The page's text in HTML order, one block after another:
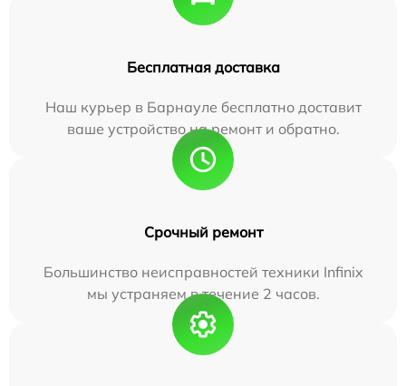
Бесплатная доставка
Наш курьер в Барнауле бесплатно доставит
ваше устройство на ремонт и обратно.
Срочный ремонт
Большинство неисправностей техники Infinix
мы устраняем в течение 2 часов.